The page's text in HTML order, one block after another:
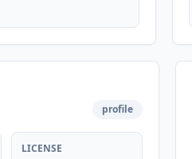
profile
LICENSE